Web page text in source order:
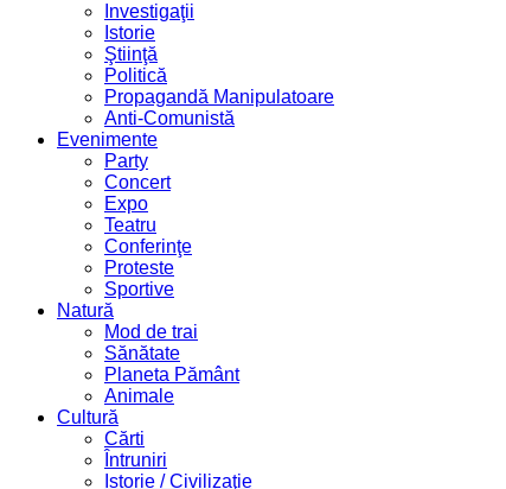
Investigaţii
Istorie
Ştiinţă
Politică
Propagandă Manipulatoare
Anti-Comunistă
Evenimente
Party
Concert
Expo
Teatru
Conferinţe
Proteste
Sportive
Natură
Mod de trai
Sănătate
Planeta Pământ
Animale
Cultură
Cărti
Întruniri
Istorie / Civilizaţie